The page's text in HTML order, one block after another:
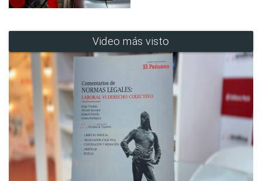
Video más visto